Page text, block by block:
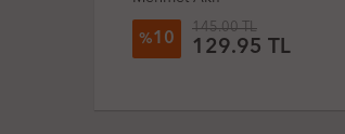
% 22